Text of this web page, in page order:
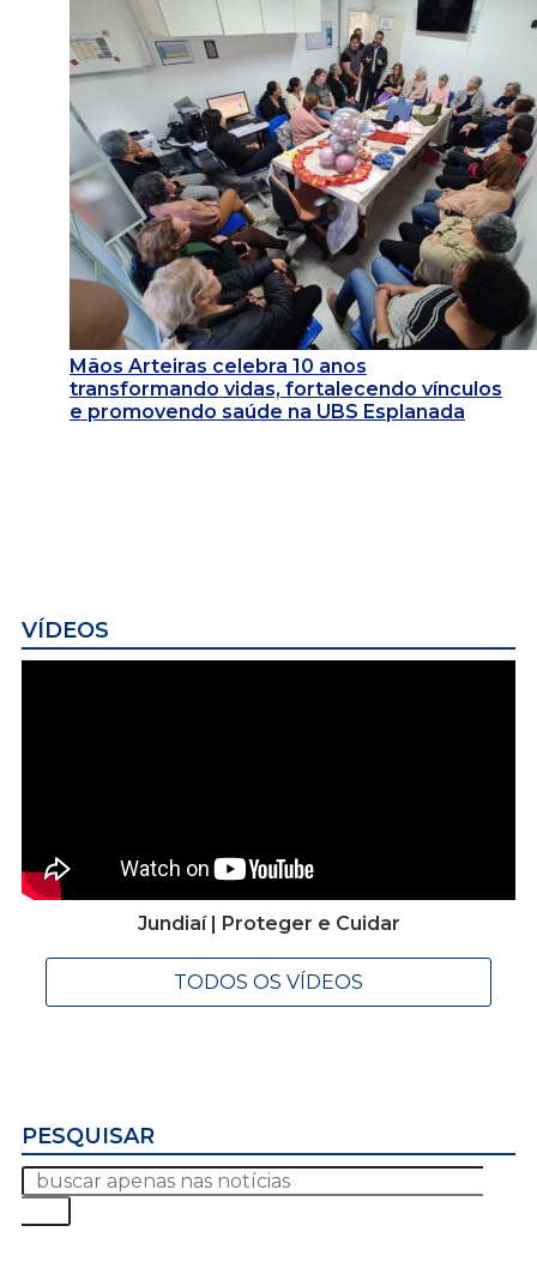
Mãos Arteiras celebra 10 anos
transformando vidas, fortalecendo vínculos
e promovendo saúde na UBS Esplanada
VÍDEOS
Jundiaí | Proteger e Cuidar
TODOS OS VÍDEOS
PESQUISAR